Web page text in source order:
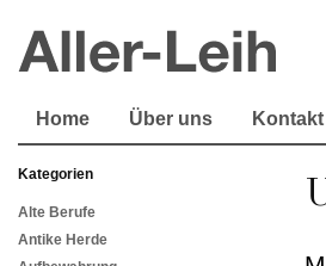
Home Über uns Kontakt
Kategorien
Alte Berufe
Antike Herde